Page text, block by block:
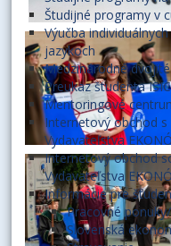
Študijné programy v
Výučba
jazykoch
Medzinárodné
Preukaz študenta ISIC
Mentoringové
Internetový obchod
Vydavateľstva
Internetový obchod
Vydavateľstva
Informácie pre
Pracovné
Slovenská